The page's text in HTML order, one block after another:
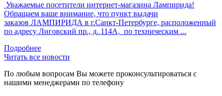
Уважаемые посетители интернет-магазина Лампирида!
Обращаем ваше внимание, что пункт выдачи
заказов ЛАМПИРИДА в г.Санкт-Петербурге, расположенный
по адресу Лиговский пр., д. 114А, по техническим ...
Читать все новости
По любым вопросам Вы можете проконсультироваться с
нашими менеджерами по телефону